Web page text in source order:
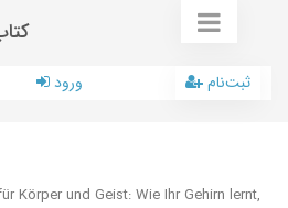
ورود ثبت‌نام
Körper und Geist: Wie Ihr Gehirn lernt,